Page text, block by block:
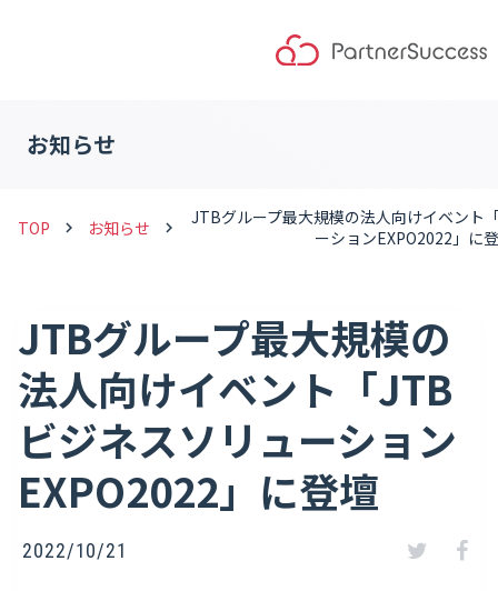
お知らせ
TOP keyboard_arrow_right お知らせ keyboard_arrow_right
JTBグループ最大規模の法人向けイベント
ーションEXPO2022」に
JTBグループ最大規模の
法人向けイベント「JTB
ビジネスソリューション
EXPO2022」に登壇
2022/10/21